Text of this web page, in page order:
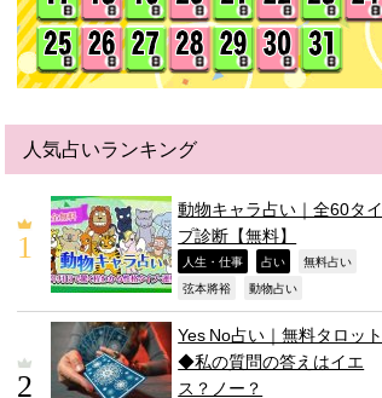
人気占いランキング
動物キャラ占い｜全60タイ
プ診断【無料】
人生・仕事 占い 無料占い
弦本將裕 動物占い
Yes No占い｜無料タロット
◆私の質問の答えはイエ
ス？ノー？